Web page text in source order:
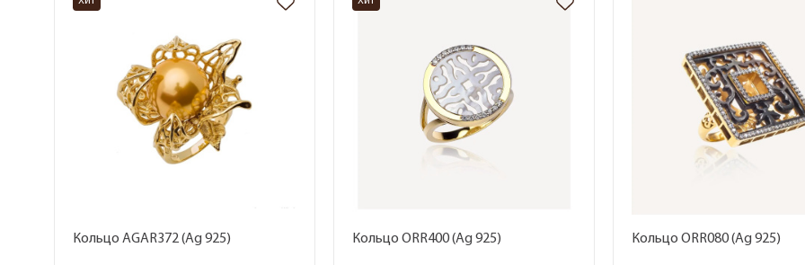
Кольцо AGAR372 (Ag 925) Кольцо ORR400 (Ag 925) Кольцо ORR080 (Ag 925)